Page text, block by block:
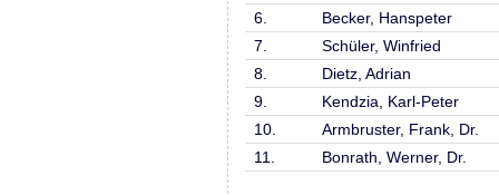
6.
Becker, Hanspeter
7.
Schüler, Winfried
8.
Dietz, Adrian
9.
Kendzia, Karl-Peter
10.
Armbruster, Frank, Dr.
11.
Bonrath, Werner, Dr.